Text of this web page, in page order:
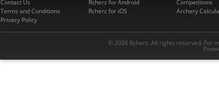
Contact Us
Terms and Conditions
Privacy Policy
Rcherz for Android
Rcherz for iOS
Competitions
Archery
© 2026 Rcherz. All rights reserved. For